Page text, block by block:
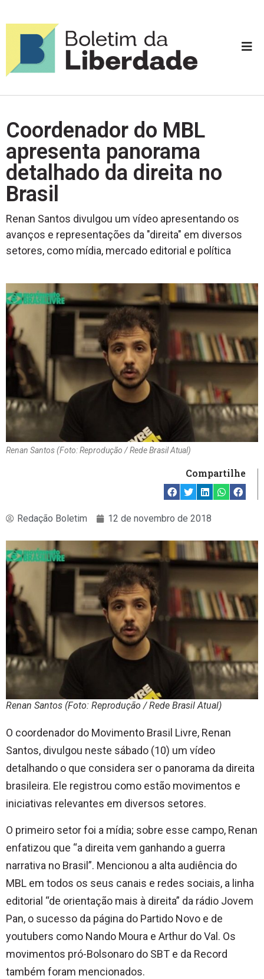
Coordenador do MBL
apresenta panorama
detalhado da direita no
Brasil
Renan Santos divulgou um vídeo apresentando os
avanços e representações da "direita" em diversos
setores, como mídia, mercado editorial e política
Renan Santos (Foto: Reprodução / Rede Brasil Atual)
Compartilhe
Redação Boletim 12 de novembro de 2018
Renan Santos (Foto: Reprodução / Rede Brasil Atual)
O coordenador do Movimento Brasil Livre, Renan
Santos, divulgou neste sábado (10) um vídeo
detalhando o que considera ser o panorama da direita
brasileira. Ele registrou como estão movimentos e
iniciativas relevantes em diversos setores.
O primeiro setor foi a mídia; sobre esse campo, Renan
enfatizou que “a direita vem ganhando a guerra
narrativa no Brasil”. Mencionou a alta audiência do
MBL em todos os seus canais e redes sociais, a linha
editorial “de orientação mais à direita” da rádio Jovem
Pan, o sucesso da página do Partido Novo e de
youtubers como Nando Moura e Arthur do Val. Os
movimentos pró-Bolsonaro do SBT e da Record
também foram mencionados.